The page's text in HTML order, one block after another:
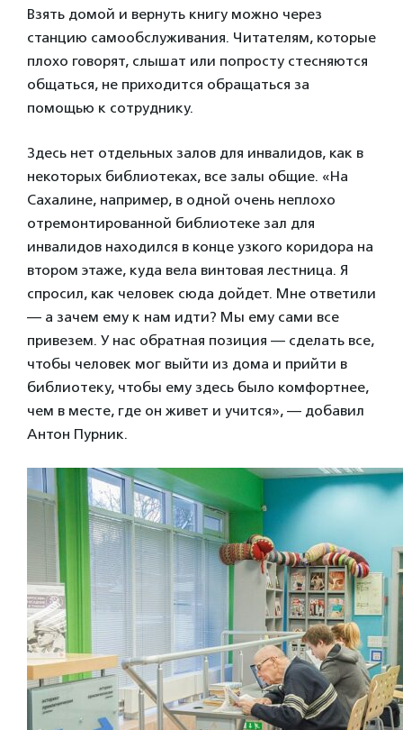
Взять домой и вернуть книгу можно через
станцию самообслуживания. Читателям, которые
плохо говорят, слышат или попросту стесняются
общаться, не приходится обращаться за
помощью к сотруднику.
Здесь нет отдельных залов для инвалидов, как в
некоторых библиотеках, все залы общие. «На
Сахалине, например, в одной очень неплохо
отремонтированной библиотеке зал для
инвалидов находился в конце узкого коридора на
втором этаже, куда вела винтовая лестница. Я
спросил, как человек сюда дойдет. Мне ответили
— а зачем ему к нам идти? Мы ему сами все
привезем. У нас обратная позиция — сделать все,
чтобы человек мог выйти из дома и прийти в
библиотеку, чтобы ему здесь было комфортнее,
чем в месте, где он живет и учится», — добавил
Антон Пурник.